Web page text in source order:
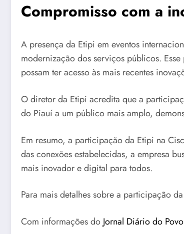
Compromisso com a
A presença da Etipi em eventos
modernização dos serviços públicos.
possam ter acesso às mais recentes
O diretor da Etipi acredita que a
do Piauí a um público mais amplo,
Em resumo, a participação da Etipi na
das conexões estabelecidas, a empresa
mais inovador e digital para todos.
Para mais detalhes sobre a participação
Com informações do Jornal Diário do Povo